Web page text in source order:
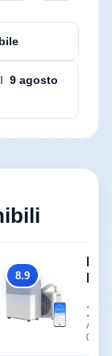
9 agosto
Totale
8.9
Agg.